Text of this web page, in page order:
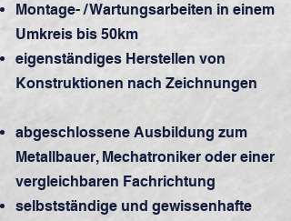
Montage- / Wartungsarbeiten in einem
Umkreis bis 50km
eigenständiges Herstellen von
Konstruktionen nach Zeichnungen
abgeschlossene Ausbildung zum
Metallbauer, Mechatroniker oder einer
vergleichbaren Fachrichtung
selbstständige und gewissenhafte